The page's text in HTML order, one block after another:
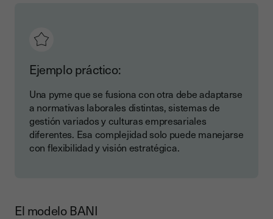
Ejemplo práctico:
Una pyme que se fusiona con otra debe adaptarse
a normativas laborales distintas, sistemas de
gestión variados y culturas empresariales
diferentes. Esa complejidad solo puede manejarse
con flexibilidad y visión estratégica.
El modelo BANI